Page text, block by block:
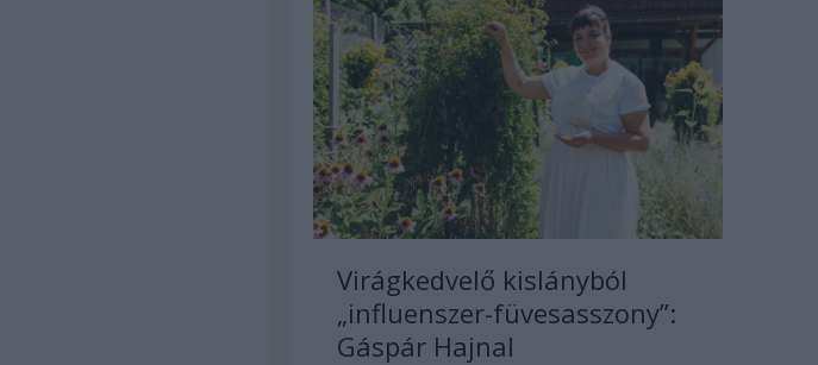
Virágkedvelő kislányból
„influenszer-füvesasszony”:
Gáspár Hajnal